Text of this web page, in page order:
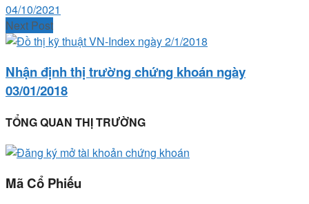
04/10/2021
Next Post
Nhận định thị trường chứng khoán ngày
03/01/2018
TỔNG QUAN THỊ TRƯỜNG
Mã Cổ Phiếu